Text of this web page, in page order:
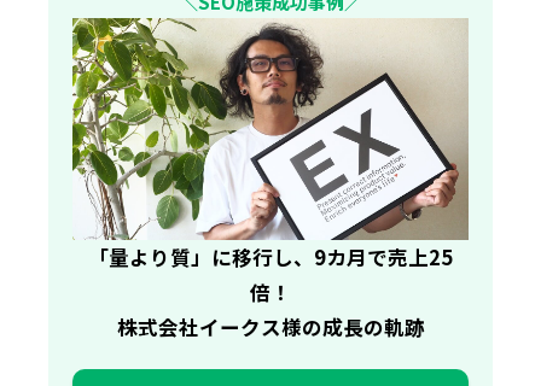
「量より質」に移行し、9カ月で売上25
倍！
株式会社イークス様の成長の軌跡